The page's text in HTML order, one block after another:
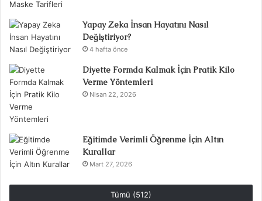
Yapay Zeka İnsan Hayatını Nasıl
Değiştiriyor?
4 hafta önce
Diyette Formda Kalmak İçin Pratik Kilo
Verme Yöntemleri
Nisan 22, 2026
Eğitimde Verimli Öğrenme İçin Altın
Kurallar
Mart 27, 2026
Tümü (512)